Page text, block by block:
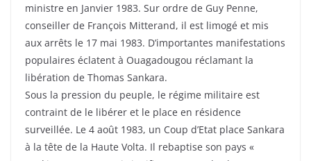
ministre en Janvier 1983. Sur ordre de Guy Penne,
conseiller de François Mitterand, il est limogé et mis
aux arrêts le 17 mai 1983. D’importantes manifestations
populaires éclatent à Ouagadougou réclamant la
libération de Thomas Sankara.
Sous la pression du peuple, le régime militaire est
contraint de le libérer et le place en résidence
surveillée. Le 4 août 1983, un Coup d’Etat place Sankara
à la tête de la Haute Volta. Il rebaptise son pays «